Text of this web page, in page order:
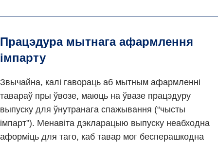
Працэдура мытнага афармлення
імпарту
Звычайна, калі гавораць аб мытным афармленні
тавараў пры ўвозе, маюць на ўвазе працэдуру
выпуску для ўнутранага спажывання (“чысты
імпарт”). Менавіта дэкларацыю выпуску неабходна
аформіць для таго, каб тавар мог бесперашкодна